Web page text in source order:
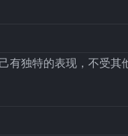
有独特的表现，不受其